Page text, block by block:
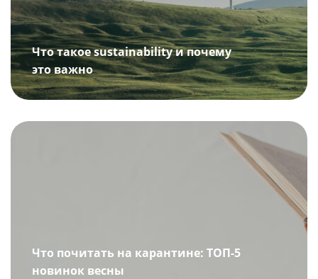
Что такое sustainability и почему
это важно
Что почитать на карантине: ТОП-5
новинок весны